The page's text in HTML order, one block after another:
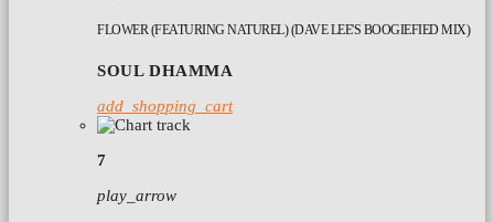
FLOWER (FEATURING NATUREL) (DAVE LEE'S BOOGIEFIED MIX)
SOUL DHAMMA
add_shopping_cart
7
play_arrow